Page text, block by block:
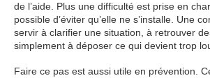
de l’aide. Plus une difficulté est prise en
possible d’éviter qu’elle ne s’installe. Une
servir à clarifier une situation, à retrouver
simplement à déposer ce qui devient trop
Faire ce pas est aussi utile en prévention.